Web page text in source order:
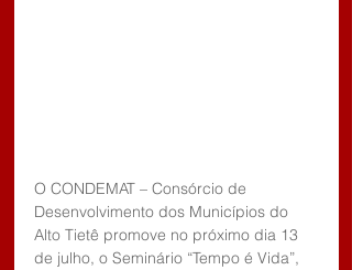
O CONDEMAT – Consórcio de
Desenvolvimento dos Municípios do
Alto Tietê promove no próximo dia 13
de julho, o Seminário “Tempo é Vida”,